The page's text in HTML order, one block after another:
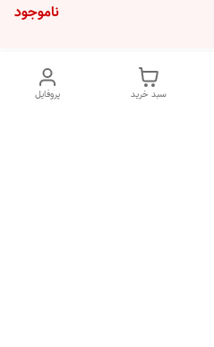
ناموجود
پروفایل سبد خرید